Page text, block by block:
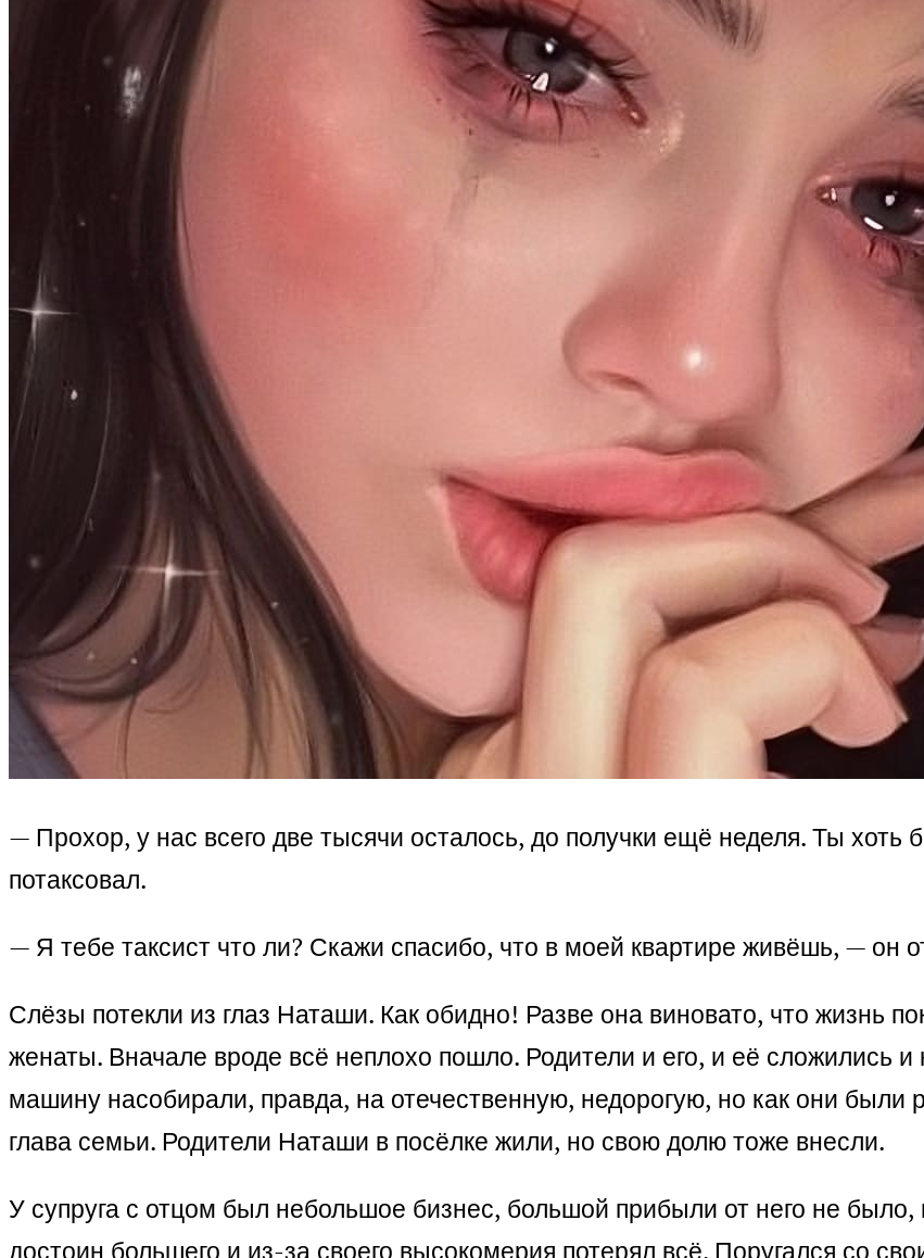
— Прохор, у нас всего две тысячи осталось, до получки ещё неделя. Ты
потаксовал.
— Я тебе таксист что ли? Скажи спасибо, что в моей квартире живёшь, — он
Слёзы потекли из глаз Наташи. Как обидно! Разве она виновато, что жизнь
женаты. Вначале вроде всё неплохо пошло. Родители и его, и её сложились
машину насобирали, правда, на отечественную, недорогую, но как они
глава семьи. Родители Наташи в посёлке жили, но свою долю тоже внесли.
У супруга с отцом был небольшое бизнес, большой прибыли от него не
достоин большего и из-за своего высокомерия потерял всё. Поругался со